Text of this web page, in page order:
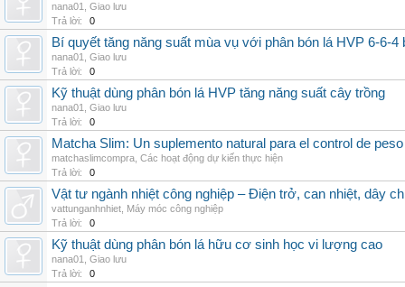
nana01
Giao lưu
Trả lời:
0
Bí quyết tăng năng suất mùa vụ với phân bón lá HVP 6-6-4
nana01
Giao lưu
Trả lời:
0
Kỹ thuật dùng phân bón lá HVP tăng năng suất cây trồng
nana01
Giao lưu
Trả lời:
0
Matcha Slim: Un suplemento natural para el control de peso
matchaslimcompra Các hoạt động dự kiến thực hiện
Trả lời:
0
Vật tư ngành nhiệt công nghiệp – Điện trở, can nhiệt, dây
vattunganhnhiet Máy móc công nghiệp
Trả lời:
0
Kỹ thuật dùng phân bón lá hữu cơ sinh học vi lượng cao
nana01
Giao lưu
Trả lời:
0